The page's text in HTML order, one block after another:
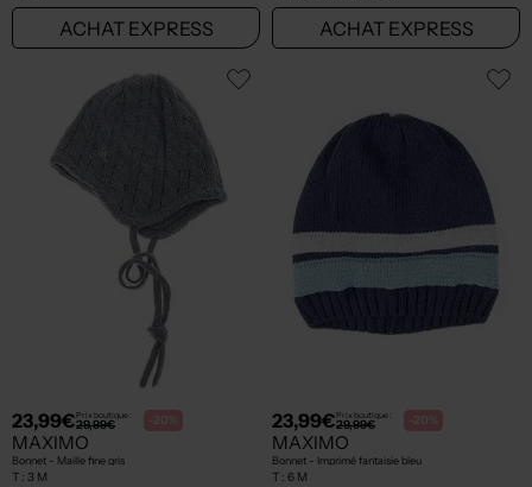
ACHAT EXPRESS ACHAT EXPRESS
23,99€Prix boutique :
29,99€ -20%
MAXIMO
Bonnet - Maille fine gris
T : 3 M
23,99€Prix boutique :
29,99€ -20%
MAXIMO
Bonnet - Imprimé fantaisie bleu
T : 6 M